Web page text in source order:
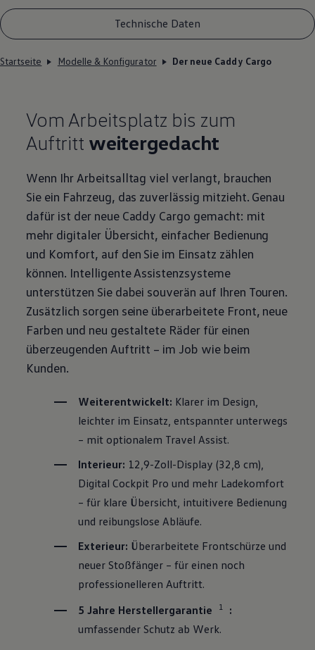
Technische Daten
Startseite Modelle & Konfigurator Der neue Caddy Cargo
Vom Arbeitsplatz bis zum
Auftritt weitergedacht
Wenn Ihr Arbeitsalltag viel verlangt, brauchen
Sie ein Fahrzeug, das zuverlässig mitzieht. Genau
dafür ist der neue Caddy Cargo gemacht: mit
mehr digitaler Übersicht, einfacher Bedienung
und Komfort, auf den Sie im Einsatz zählen
können. Intelligente Assistenzsysteme
unterstützen Sie dabei souverän auf Ihren Touren.
Zusätzlich sorgen seine überarbeitete Front, neue
Farben und neu gestaltete Räder für einen
überzeugenden Auftritt – im Job wie beim
Kunden.
Weiterentwickelt: Klarer im Design,
leichter im Einsatz, entspannter unterwegs
– mit optionalem Travel Assist.
Interieur: 12,9-Zoll-Display (32,8 cm),
Digital Cockpit Pro und mehr Ladekomfort
– für klare Übersicht, intuitivere Bedienung
und reibungslose Abläufe.
Exterieur: Überarbeitete Frontschürze und
neuer Stoßfänger – für einen noch
professionelleren Auftritt.
5 Jahre Herstellergarantie
1
:
umfassender Schutz ab Werk.